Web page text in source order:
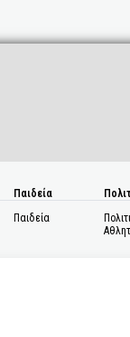
Παιδεία
Παιδεία